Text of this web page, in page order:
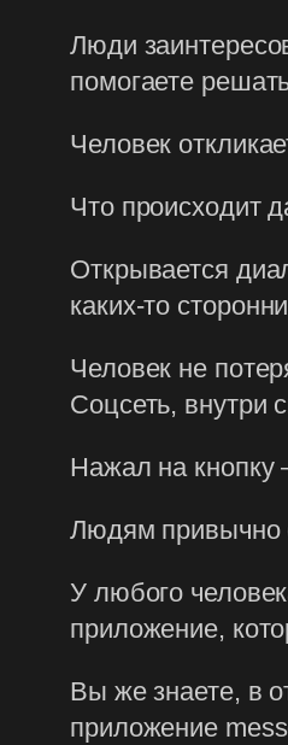
Люди
помогаете
Человек
Что происходит
Открывается
каких-то
Человек не
Соцсеть, внутри
Нажал на кнопку
Людям привычно
У любого
приложение,
Вы же знаете, в
приложение